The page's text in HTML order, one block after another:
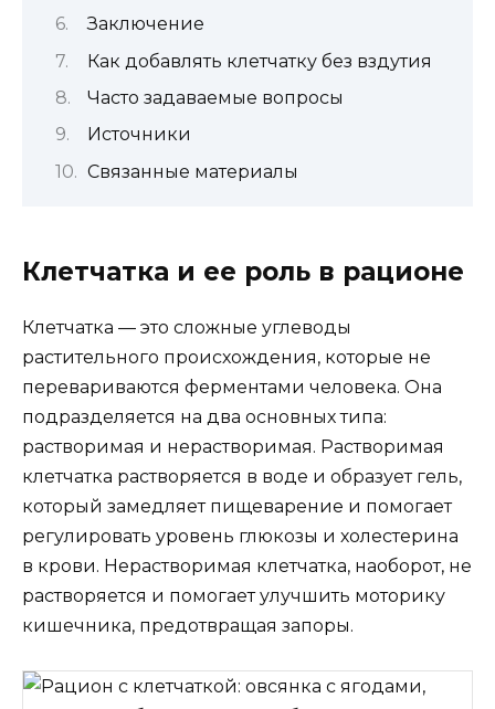
Заключение
Как добавлять клетчатку без вздутия
Часто задаваемые вопросы
Источники
Связанные материалы
Клетчатка и ее роль в рационе
Клетчатка — это сложные углеводы
растительного происхождения, которые не
перевариваются ферментами человека. Она
подразделяется на два основных типа:
растворимая и нерастворимая. Растворимая
клетчатка растворяется в воде и образует гель,
который замедляет пищеварение и помогает
регулировать уровень глюкозы и холестерина
в крови. Нерастворимая клетчатка, наоборот, не
растворяется и помогает улучшить моторику
кишечника, предотвращая запоры.